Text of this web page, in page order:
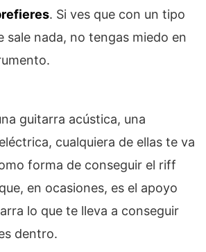
. Si ves que con un tipo
sale nada, no tengas miedo en
guitarra acústica, una
cualquiera de ellas te va
forma de conseguir el riff
en ocasiones, es el apoyo
lo que te lleva a conseguir
dentro.